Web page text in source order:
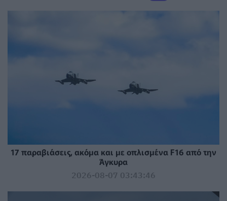
17 παραβιάσεις, ακόμα και με οπλισμένα F16 από την
Άγκυρα
2026-08-07 03:43:46